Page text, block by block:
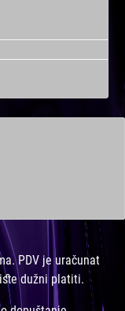
PDV je uračunat
dužni platiti.